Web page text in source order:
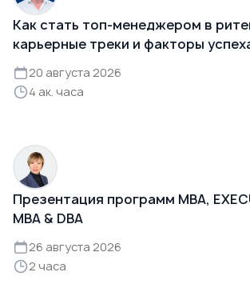
Как стать топ-менеджером в
карьерные треки и факторы
20 августа 2026
4 ак. часа
Презентация программ MBA,
MBA & DBA
26 августа 2026
2 часа